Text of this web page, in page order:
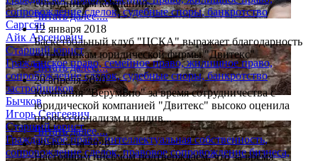
сопровождение сделок, судебные споры, банкротство
Саргсян
Айк Арсенович
Старший юрист
Гражданское право, семейное право, жилищное право,
сопровождение сделок, судебные споры, банкротство
застройщиков
Бычков
Игорь Сергеевич
Старший юрист
Гражданское право, интеллектуальная собственность,
сопровождение сделок, правовое сопровождение бизнеса,
сотрудникам компании...
Читать далее....
12 января 2018
Баскетбольный клуб "ЦСКА" выражает благодарность
сотрудникам юридической фирмы "Двитекс"
Читать далее....
20 апреля 2020
Компания "ВерумБио" за время сотрудничества с
юридической компанией "Двитекс" высоко оценила
профессионализм и индив...
Читать далее....
19 августа 2020
Настоящим письмом подтверждаем, что за время